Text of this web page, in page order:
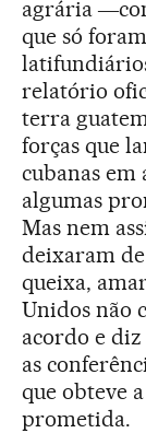
agrária
que só
relatório
terra
forças que
cubanas em
algumas
Mas nem
deixaram de
queixa,
Unidos não
acordo e
as
que obteve
prometida.